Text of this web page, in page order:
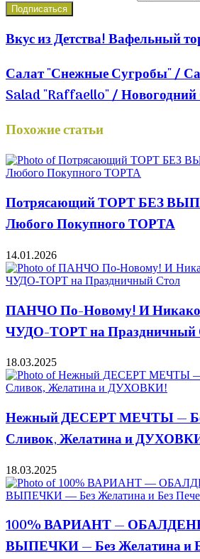
Вкус из Детства! Вафельный
Салат "Снежные Сугробы" /
Salad "Raffaello" /
Похожие статьи
Потрясающий ТОРТ БЕЗ
Любого Покупного ТОРТА
14.01.2026
ПАНЧО По-Новому! И
ЧУДО-ТОРТ на Праздничный
18.03.2025
Нежный ДЕСЕРТ МЕЧТЫ —
Сливок, Желатина и
18.03.2025
100% ВАРИАНТ —
ВЫПЕЧКИ — Без Желатина и